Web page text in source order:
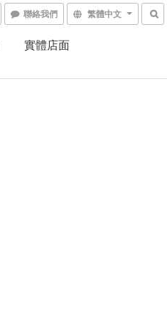
聯絡我們 繁體中文
實體店面